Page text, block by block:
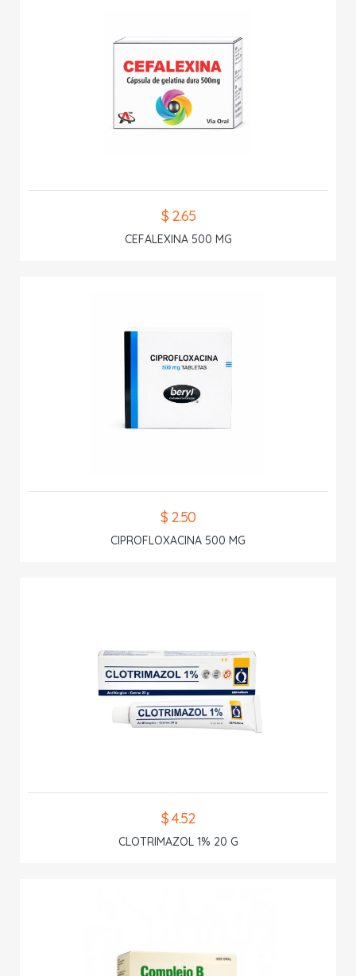
$ 2.65
CEFALEXINA 500 MG
$ 2.50
CIPROFLOXACINA 500 MG
$ 4.52
CLOTRIMAZOL 1% 20 G